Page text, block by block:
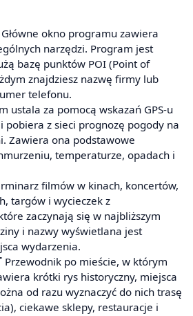
Główne okno programu zawiera
narzędzi. Program jest
bazę punktów POI (Point of
znajdziesz nazwę firmy lub
telefonu.
ustala za pomocą wskazań GPS-u
pobiera z sieci prognozę pogody na
Zawiera ona podstawowe
temperaturze, opadach i
filmów w kinach, koncertów,
targów i wycieczek z
zaczynają się w najbliższym
i nazwy wyświetlana jest
wydarzenia.
Przewodnik po mieście, w którym
krótki rys historyczny, miejsca
od razu wyznaczyć do nich trasę
ciekawe sklepy, restauracje i